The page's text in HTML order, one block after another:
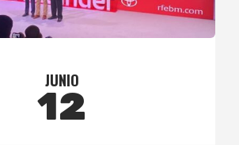
JUNIO
12